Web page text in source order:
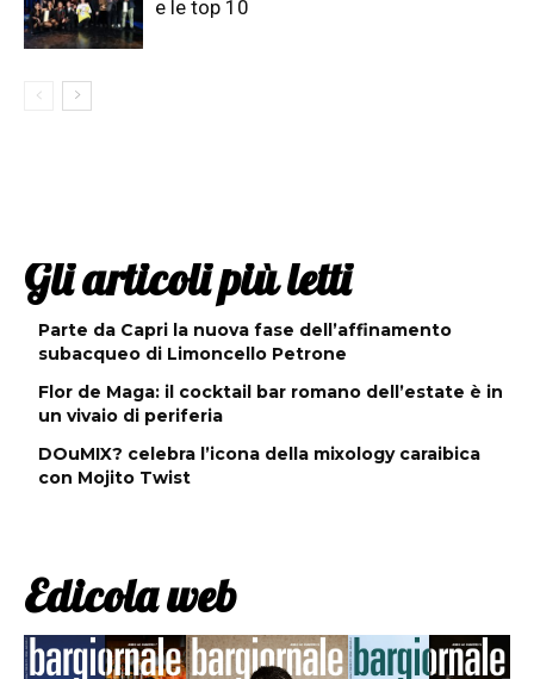
e le top 10
Gli articoli più letti
Parte da Capri la nuova fase dell’affinamento
subacqueo di Limoncello Petrone
Flor de Maga: il cocktail bar romano dell’estate è in
un vivaio di periferia
DOuMIX? celebra l’icona della mixology caraibica
con Mojito Twist
Edicola web